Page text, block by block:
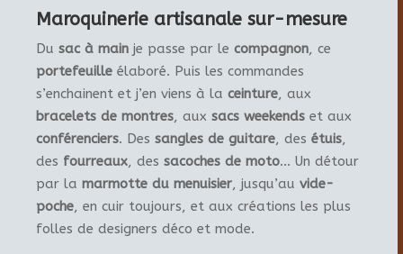
Maroquinerie artisanale sur-mesure
Du sac à main je passe par le compagnon, ce
portefeuille élaboré. Puis les commandes
s’enchainent et j’en viens à la ceinture, aux
bracelets de montres, aux sacs weekends et aux
conférenciers. Des sangles de guitare, des étuis,
des fourreaux, des sacoches de moto… Un détour
par la marmotte du menuisier, jusqu’au vide-
poche, en cuir toujours, et aux créations les plus
folles de designers déco et mode.